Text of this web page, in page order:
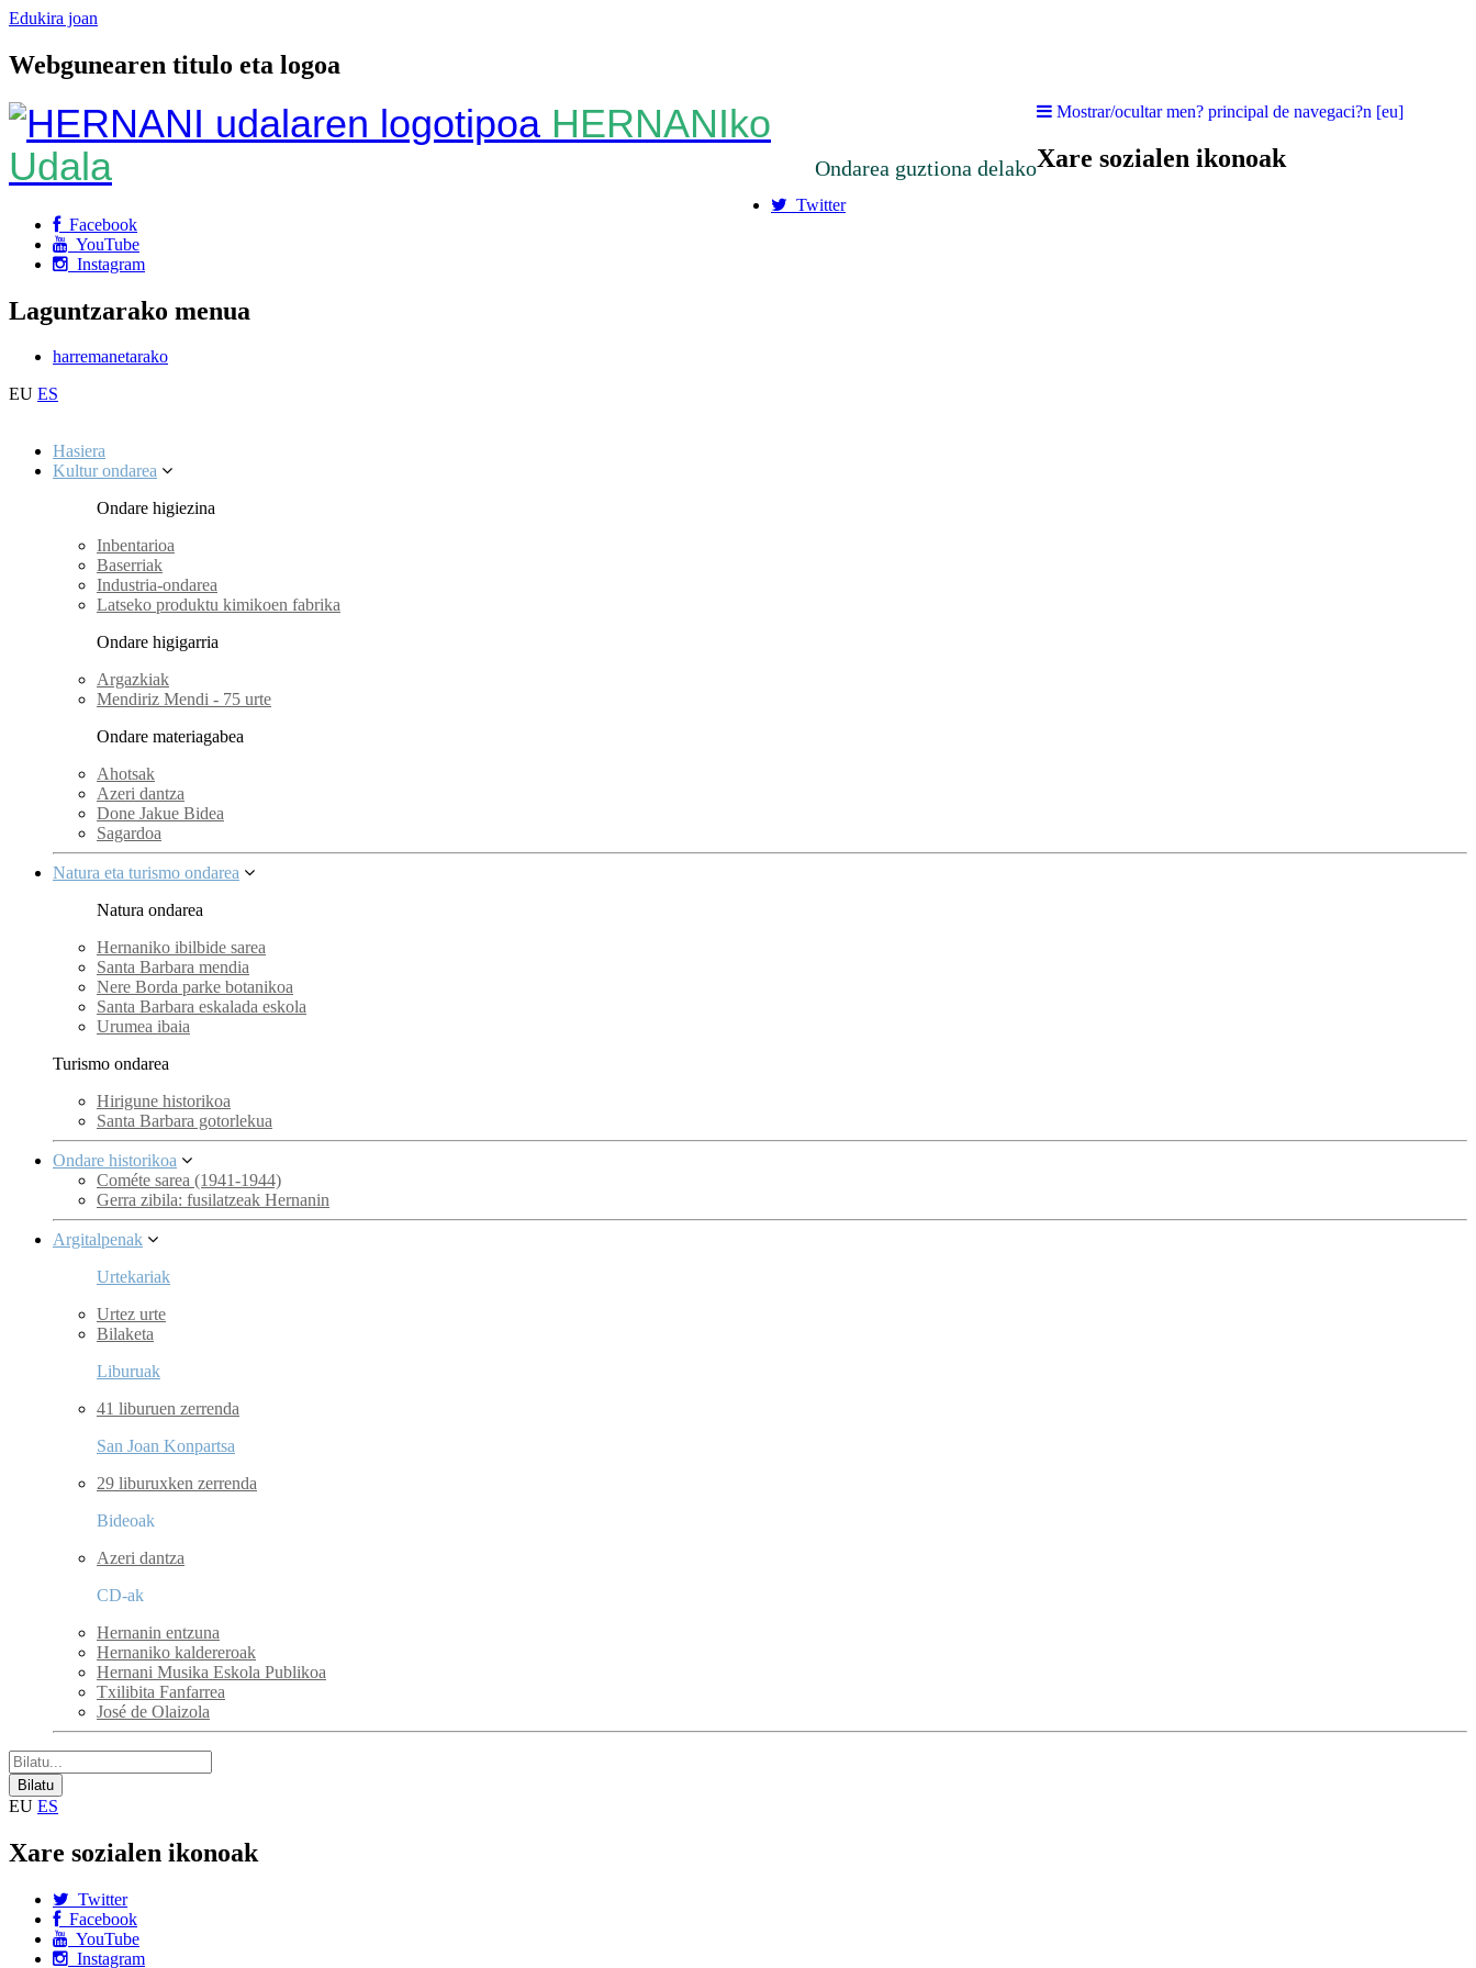
Edukira joan
Webgunearen titulo eta logoa
HERNANIko
Udala
Ondarea guztiona delako
Mostrar/ocultar men? principal de navegaci?n [eu]
Xare sozialen ikonoak
Twitter
Facebook
YouTube
Instagram
Laguntzarako menua
harremanetarako
EU ES
Hasiera
Kultur ondarea
Ondare higiezina
Inbentarioa
Baserriak
Industria-ondarea
Latseko produktu kimikoen fabrika
Ondare higigarria
Argazkiak
Mendiriz Mendi - 75 urte
Ondare materiagabea
Ahotsak
Azeri dantza
Done Jakue Bidea
Sagardoa
Natura eta turismo ondarea
Natura ondarea
Hernaniko ibilbide sarea
Santa Barbara mendia
Nere Borda parke botanikoa
Santa Barbara eskalada eskola
Urumea ibaia
Turismo ondarea
Hirigune historikoa
Santa Barbara gotorlekua
Ondare historikoa
Cométe sarea (1941-1944)
Gerra zibila: fusilatzeak Hernanin
Argitalpenak
Urtekariak
Urtez urte
Bilaketa
Liburuak
41 liburuen zerrenda
San Joan Konpartsa
29 liburuxken zerrenda
Bideoak
Azeri dantza
CD-ak
Hernanin entzuna
Hernaniko kaldereroak
Hernani Musika Eskola Publikoa
Txilibita Fanfarrea
José de Olaizola
EU ES
Xare sozialen ikonoak
Twitter
Facebook
YouTube
Instagram